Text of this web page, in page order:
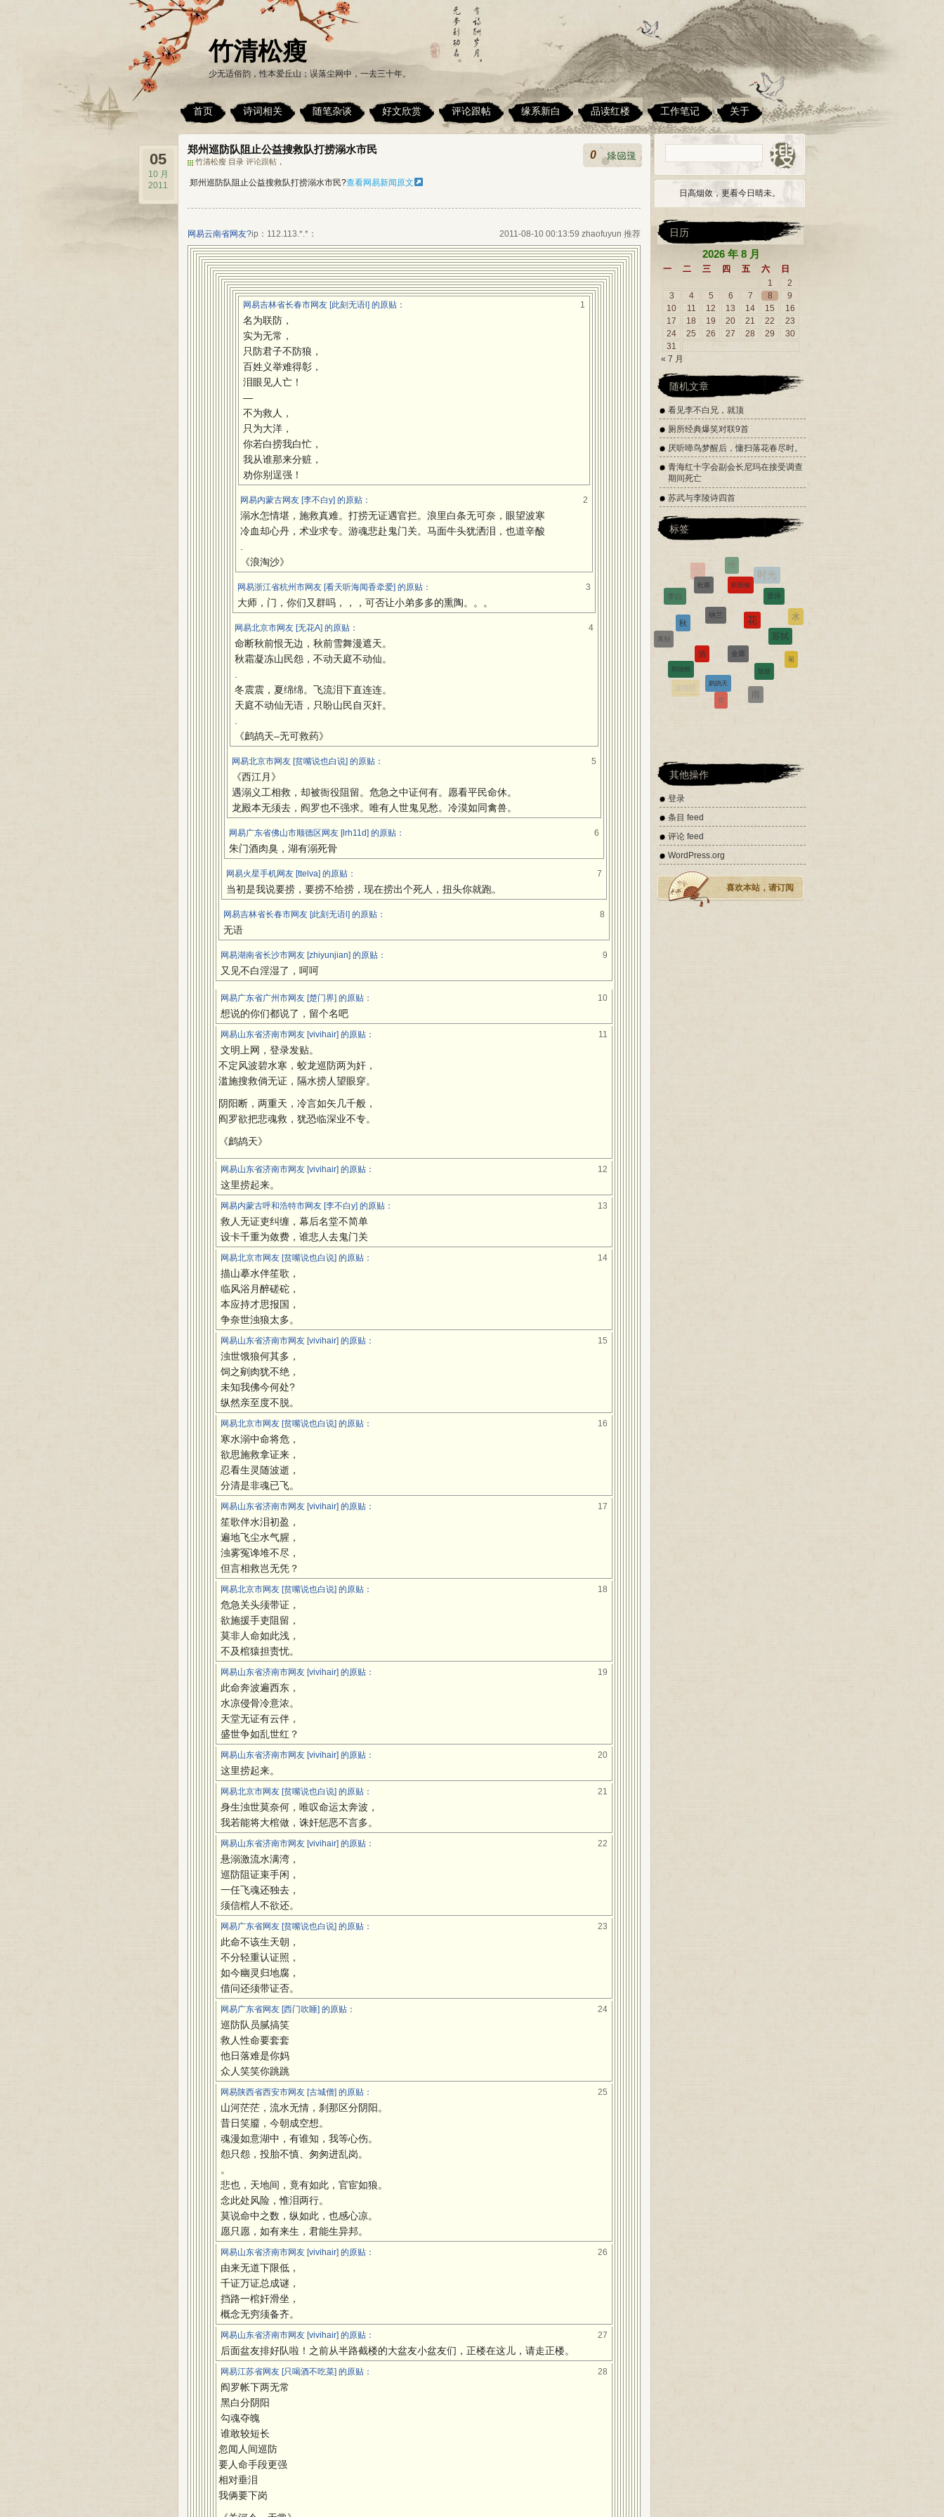
竹清松瘦
少无适俗韵，性本爱丘山；误落尘网中，一去三十年。
首页 诗词相关 随笔杂谈 好文欣赏 评论跟帖 缘系新白 品读红楼 工作笔记 关于
郑州巡防队阻止公益搜救队打捞溺水市民
竹清松瘦 目录 评论跟帖 ，
05
10 月
2011
0
郑州巡防队阻止公益搜救队打捞溺水市民?查看网易新闻原文
网易云南省网友?ip：112.113.*.*： 2011-08-10 00:13:59 zhaofuyun 推荐
网易吉林省长春市网友 [此刻无语l] 的原贴： 1
名为联防，
实为无常，
只防君子不防狼，
百姓义举难得彰，
泪眼见人亡！
—
不为救人，
只为大洋，
你若白捞我白忙，
我从谁那来分赃，
劝你别逞强！
网易内蒙古网友 [李不白y] 的原贴： 2
溺水怎情堪，施救真难。打捞无证遇官拦。浪里白条无可奈，眼望波寒
冷血却心丹，术业求专。游魂悲赴鬼门关。马面牛头犹洒泪，也道辛酸
《浪淘沙》
网易浙江省杭州市网友 [看天听海闻香牵爱] 的原贴： 3
大师，门，你们又群吗，，，可否让小弟多多的熏陶。。。
网易北京市网友 [无花A] 的原贴： 4
命断秋前恨无边，秋前雪舞漫遮天。
秋霜凝冻山民怨，不动天庭不动仙。
冬震震，夏绵绵。飞流泪下直连连。
天庭不动仙无语，只盼山民自灭奸。
《鹧鸪天–无可救药》
网易北京市网友 [贫嘴说也白说] 的原贴： 5
《西江月》
遇溺义工相救，却被衙役阻留。危急之中证何有。愿看平民命休。
龙殿本无须去，阎罗也不强求。唯有人世鬼见愁。冷漠如同禽兽。
网易广东省佛山市顺德区网友 [lrh11d] 的原贴： 6
朱门酒肉臭，湖有溺死骨
网易火星手机网友 [ttelva] 的原贴： 7
当初是我说要捞，要捞不给捞，现在捞出个死人，扭头你就跑。
网易吉林省长春市网友 [此刻无语l] 的原贴： 8
无语
网易湖南省长沙市网友 [zhiyunjian] 的原贴： 9
又见不白淫湿了，呵呵
网易广东省广州市网友 [楚门界] 的原贴： 10
想说的你们都说了，留个名吧
网易山东省济南市网友 [vivihair] 的原贴： 11
文明上网，登录发贴。
不定风波碧水寒，蛟龙巡防两为奸，
滥施搜救倘无证，隔水捞人望眼穿。
阴阳断，两重天，冷言如矢几千般，
阎罗欲把悲魂救，犹恐临深业不专。
《鹧鸪天》
网易山东省济南市网友 [vivihair] 的原贴： 12
这里捞起来。
网易内蒙古呼和浩特市网友 [李不白y] 的原贴： 13
救人无证吏纠缠，幕后名堂不简单
设卡千重为敛费，谁悲人去鬼门关
网易北京市网友 [贫嘴说也白说] 的原贴： 14
描山摹水伴笙歌，
临风浴月醉磋砣，
本应持才思报国，
争奈世浊狼太多。
网易山东省济南市网友 [vivihair] 的原贴： 15
浊世饿狼何其多，
饲之剜肉犹不绝，
未知我佛今何处?
纵然亲至度不脱。
网易北京市网友 [贫嘴说也白说] 的原贴： 16
寒水溺中命将危，
欲思施救拿证来，
忍看生灵随波逝，
分清是非魂已飞。
网易山东省济南市网友 [vivihair] 的原贴： 17
笙歌伴水泪初盈，
遍地飞尘水气腥，
浊雾冤谗堆不尽，
但言相救岂无凭？
网易北京市网友 [贫嘴说也白说] 的原贴： 18
危急关头须带证，
欲施援手吏阻留，
莫非人命如此浅，
不及棺猿担责忧。
网易山东省济南市网友 [vivihair] 的原贴： 19
此命奔波遍西东，
水凉侵骨冷意浓。
天堂无证有云伴，
盛世争如乱世红？
网易山东省济南市网友 [vivihair] 的原贴： 20
这里捞起来。
网易北京市网友 [贫嘴说也白说] 的原贴： 21
身生浊世莫奈何，唯叹命运太奔波，
我若能将大棺做，诛奸惩恶不言多。
网易山东省济南市网友 [vivihair] 的原贴： 22
悬溺激流水满湾，
巡防阻证束手闲，
一任飞魂还独去，
须信棺人不欲还。
网易广东省网友 [贫嘴说也白说] 的原贴： 23
此命不该生天朝，
不分轻重认证照，
如今幽灵归地腐，
借问还须带证否。
网易广东省网友 [西门吹睡] 的原贴： 24
巡防队员腻搞笑
救人性命要套套
他日落难是你妈
众人笑笑你跳跳
网易陕西省西安市网友 [古城僧] 的原贴： 25
山河茫茫，流水无情，刹那区分阴阳。
昔日笑靥，今朝成空想。
魂漫如意湖中，有谁知，我等心伤。
怨只怨，投胎不慎、匆匆进乱岗。
。
悲也，天地间，竟有如此，官宦如狼。
念此处风险，惟泪两行。
莫说命中之数，纵如此，也感心凉。
愿只愿，如有来生，君能生异邦。
网易山东省济南市网友 [vivihair] 的原贴： 26
由来无道下限低，
千证万证总成谜，
挡路一棺奸滑坐，
概念无穷须备齐。
网易山东省济南市网友 [vivihair] 的原贴： 27
后面盆友排好队啦！之前从半路截楼的大盆友小盆友们，正楼在这儿，请走正楼。
网易江苏省网友 [只喝酒不吃菜] 的原贴： 28
阎罗帐下两无常
黑白分阴阳
勾魂夺魄
谁敢较短长
忽闻人间巡防
要人命手段更强
相对垂泪
我俩要下岗
日高烟敛，更看今日晴未。
日历
2026 年 8 月
一 二 三 四 五 六
日
1
2
3
4 5 6 7 8
9
10
11 12 13 14 15
16
17
18 19 20 21 22
23
24
25 26 27 28 29
30
31
« 7 月
随机文章
看见李不白兄，就顶
厕所经典爆笑对联9首
厌听啼鸟梦醒后，慵扫落花春尽时。
青海红十字会副会长尼玛在接受调查
期间死亡
苏武与李陵诗四首
标签
歪诗
水
秋
纳兰 花
苏轼
菊
诗经
辛弃疾
道德经
雨
雪
鹧鸪天
其他操作
登录
条目 feed
评论 feed
WordPress.org
喜欢本站，请订阅